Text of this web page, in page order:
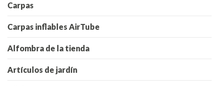
Carpas
Carpas inflables AirTube
Alfombra de la tienda
Artículos de jardín